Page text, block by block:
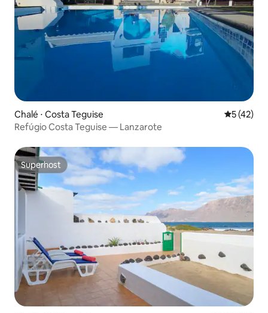
Chalé ⋅ Costa Teguise 5 de uma
5 (42)
Refúgio Costa Teguise — Lanzarote
Superhost
Superhost